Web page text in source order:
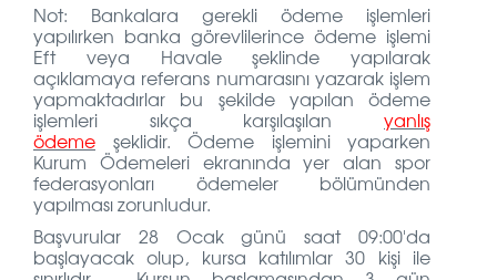
Not: Bankalara gerekli ödeme işlemleri
yapılırken banka görevlilerince ödeme işlemi
Eft veya Havale şeklinde yapılarak
açıklamaya referans numarasını yazarak işlem
yapmaktadırlar bu şekilde yapılan ödeme
işlemleri sıkça karşılaşılan yanlış
ödeme şeklidir. Ödeme işlemini yaparken
Kurum Ödemeleri ekranında yer alan spor
federasyonları ödemeler bölümünden
yapılması zorunludur.
Başvurular 28 Ocak günü saat 09:00'da
başlayacak olup, kursa katılımlar 30 kişi ile